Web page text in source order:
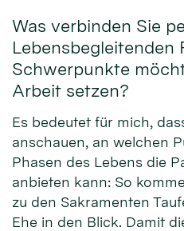
Was verbinden Sie
Lebensbegleitenden
Schwerpunkte
Arbeit setzen?
Es bedeutet für mich,
anschauen, an welchen
Phasen des Lebens die
anbieten kann: So
zu den Sakramenten
Ehe in den Blick. Damit